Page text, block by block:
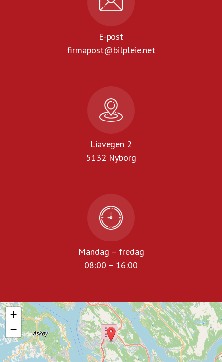
E-post
firmapost@bilpleie.net
Liavegen 2
5132 Nyborg
Mandag – fredag
08:00 – 16:00
+
−